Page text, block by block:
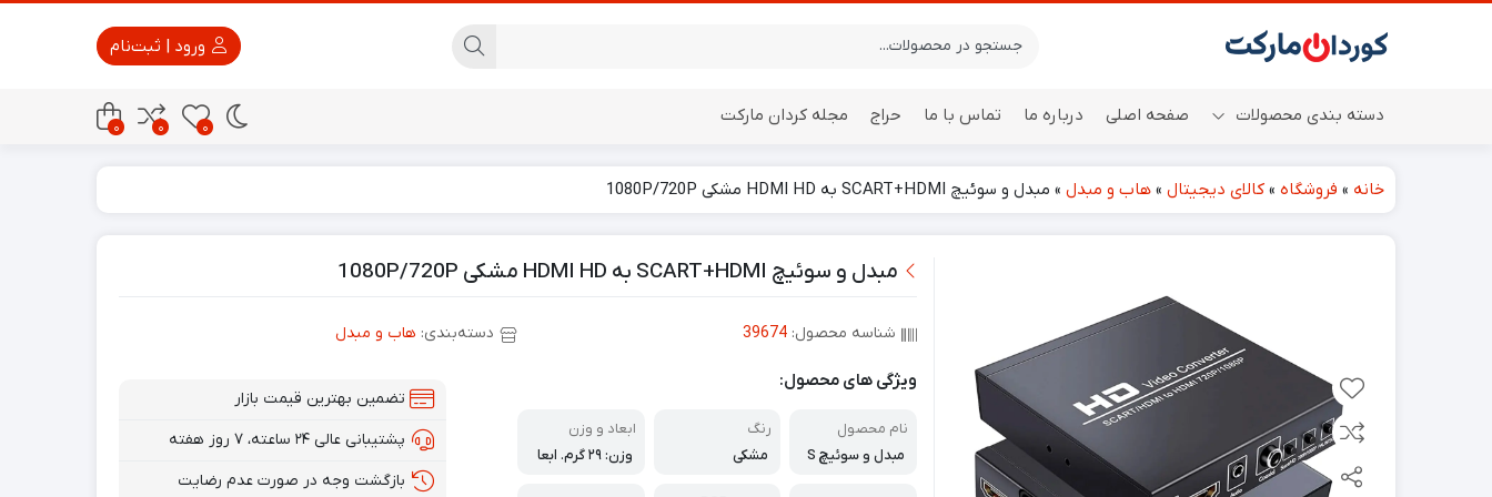
دسته بندی محصولات
اسپیکر ایستگاه هواشناسی باتری
صفحه اصلی درباره ما تماس با ما حراج مجله کردان مارکت
0
0
0
خانه » فروشگاه » کالای دیجیتال » هاب و مبدل » مبدل و سوئیچ SCART+HDMI به HDMI HD مشکی 1080P/720P
مبدل و سوئیچ SCART+HDMI به HDMI HD مشکی 1080P/720P
شناسه محصول:39674 دسته‌بندی: هاب و مبدل
ویژگی های محصول:
نام محصول
مبدل و سوئیچ S
رنگ
مشکی
ابعاد و وزن
وزن: ۲۹ گرم. ابعا
تضمین بهترین قیمت بازار
پشتیبانی عالی ۲۴ ساعته، ۷ روز هفته
بازگشت وجه در صورت عدم رضایت